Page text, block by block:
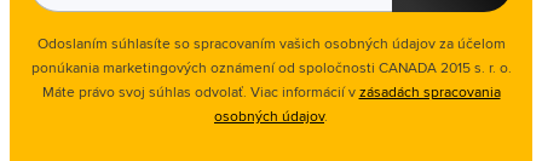
Odoslaním súhlasíte so spracovaním vašich osobných údajov za účelom
ponúkania marketingových oznámení od spoločnosti CANADA 2015 s. r. o.
Máte právo svoj súhlas odvolať. Viac informácií vzásadách spracovania
osobných údajov.